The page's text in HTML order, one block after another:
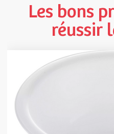
Les bons
réussir